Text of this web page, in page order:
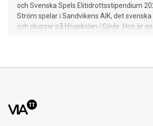
och Svenska Spels Elitidrottsstipendium
Ström spelar i Sandvikens AIK, det
och pluggar på Högskolan i Gävle. Hon är